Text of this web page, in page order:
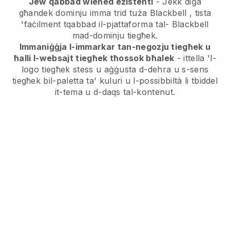
għandek dominju imma trid tuża Blackbell , tista
'faċilment tqabbad il-pjattaforma tal- Blackbell
mad-dominju tiegħek.
Immaniġġja l-immarkar tan-negozju tiegħek u
ħalli l-websajt tiegħek tħossok bħalek - ittella 'l-
logo tiegħek stess u aġġusta d-dehra u s-sens
tiegħek bil-paletta ta' kuluri u l-possibbiltà li tbiddel
it-tema u d-daqs tal-kontenut.